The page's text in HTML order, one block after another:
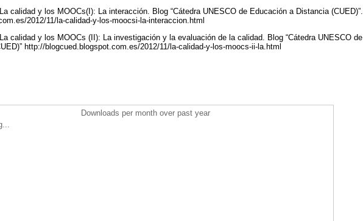
calidad y los MOOCs(I): La interacción. Blog “Cátedra UNESCO de Educación a Distancia (CUED)”.
2012/11/la-calidad-y-los-moocsi-la-interaccion.html
calidad y los MOOCs (II): La investigación y la evaluación de la calidad. Blog “Cátedra UNESCO de
http://blogcued.blogspot.com.es/2012/11/la-calidad-y-los-moocs-ii-la.html
Downloads per month over past year